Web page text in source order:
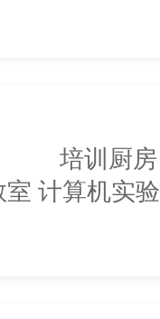
训餐厅
计算机实
网